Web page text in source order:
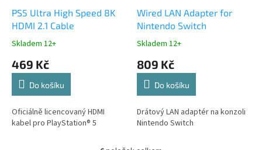
PS5 Ultra High Speed 8K
HDMI 2.1 Cable
Skladem 12+
469 Kč
Do košíku
Oficiálně licencovaný HDMI
kabel pro PlayStation® 5
Wired LAN Adapter for
Nintendo Switch
Skladem 12+
809 Kč
Do košíku
Drátový LAN adaptér na konzoli
Nintendo Switch